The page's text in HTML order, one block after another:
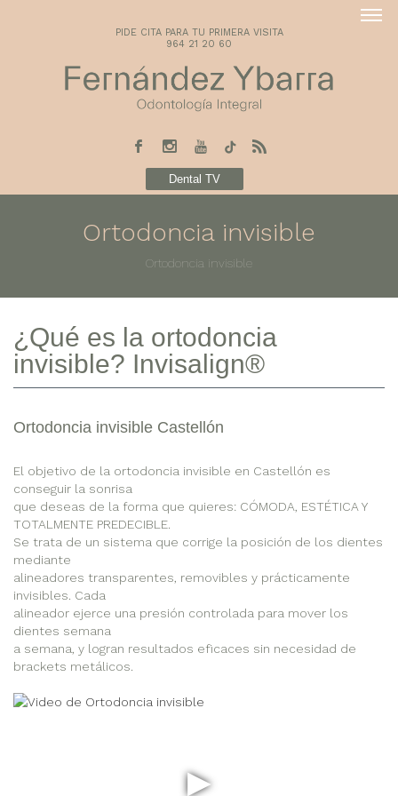
PIDE CITA PARA TU PRIMERA VISITA
964 21 20 60
Dental TV
Ortodoncia invisible
Ortodoncia invisible
¿Qué es la ortodoncia
invisible? Invisalign®
Ortodoncia invisible Castellón
El objetivo de la ortodoncia invisible en Castellón es
conseguir la sonrisa
que deseas de la forma que quieres: CÓMODA, ESTÉTICA Y
TOTALMENTE PREDECIBLE.
Se trata de un sistema que corrige la posición de los dientes
mediante
alineadores transparentes, removibles y prácticamente
invisibles. Cada
alineador ejerce una presión controlada para mover los
dientes semana
a semana, y logran resultados eficaces sin necesidad de
brackets metálicos.
▶